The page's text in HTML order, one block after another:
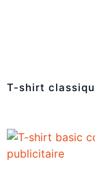
T-shirt